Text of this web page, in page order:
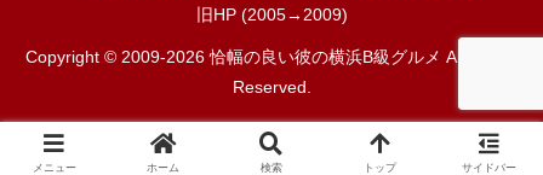
旧HP (2005→2009)
Copyright © 2009-2026 恰幅の良い彼の横浜B級グルメ All Rights
Reserved.
メニュー ホーム 検索 トップ サイドバー